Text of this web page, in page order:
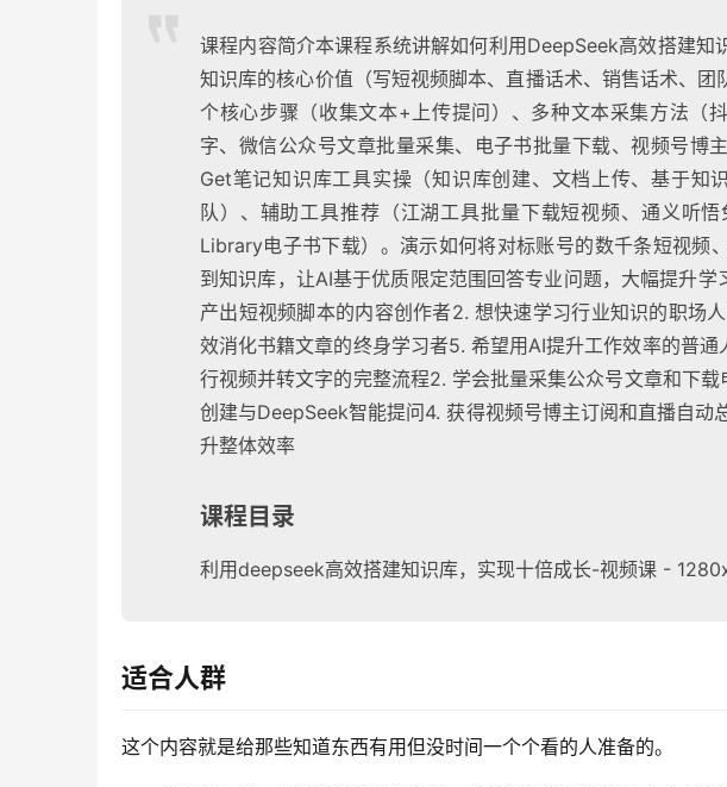
课程内容简介本课程系统讲解如何利用DeepSeek高效搭建知
知识库的核心价值（写短视频脚本、直播话术、销售话术、
个核心步骤（收集文本+上传提问）、多种文本采集方法（
字、微信公众号文章批量采集、电子书批量下载、视频号博
Get笔记知识库工具实操（知识库创建、文档上传、基于知
队）、辅助工具推荐（江湖工具批量下载短视频、通义听
Library电子书下载）。演示如何将对标账号的数千条短视频
到知识库，让AI基于优质限定范围回答专业问题，大幅提升
产出短视频脚本的内容创作者2. 想快速学习行业知识的职场
效消化书籍文章的终身学习者5. 希望用AI提升工作效率的普
行视频并转文字的完整流程2. 学会批量采集公众号文章和下
创建与DeepSeek智能提问4. 获得视频号博主订阅和直播自动
升整体效率
课程目录
利用deepseek高效搭建知识库，实现十倍成长-视频课 -
适合人群
这个内容就是给那些知道东西有用但没时间一个个看的人准备的。